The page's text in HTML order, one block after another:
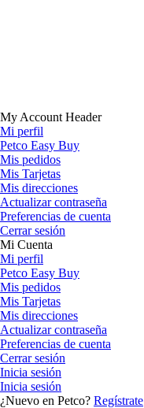
My Account Header
Mi perfil
Petco Easy Buy
Mis pedidos
Mis Tarjetas
Mis direcciones
Actualizar contraseña
Preferencias de cuenta
Cerrar sesión
Mi Cuenta
Mi perfil
Petco Easy Buy
Mis pedidos
Mis Tarjetas
Mis direcciones
Actualizar contraseña
Preferencias de cuenta
Cerrar sesión
Inicia sesión
Inicia sesión
¿Nuevo en Petco? Regístrate